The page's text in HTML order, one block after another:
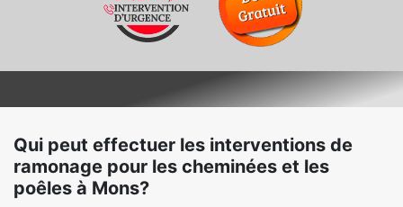
Qui peut effectuer les interventions de
ramonage pour les cheminées et les
poêles à Mons?